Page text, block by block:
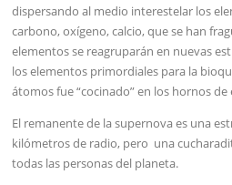
dispersando al medio interestelar los
carbono, oxígeno, calcio, que se han
elementos se reagruparán en nuevas
los elementos primordiales para la
átomos fue “cocinado” en los hornos de
El remanente de la supernova es una
kilómetros de radio, pero una
todas las personas del planeta.